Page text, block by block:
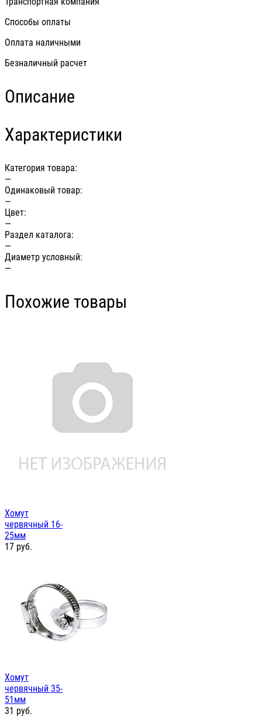
Способы оплаты
Оплата наличными
Безналичный расчет
Описание
Характеристики
Категория товара:
—
Одинаковый товар:
—
Цвет:
—
Раздел каталога:
—
Диаметр условный:
—
Похожие товары
Хомут
червячный 16-
25мм
17 руб.
Хомут
червячный 35-
51мм
31 руб.